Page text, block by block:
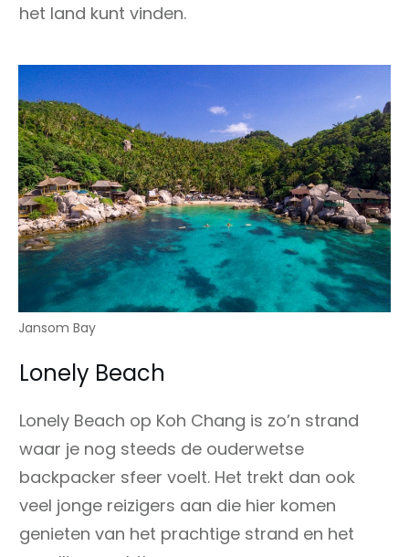
het land kunt vinden.
Jansom Bay
Lonely Beach
Lonely Beach op Koh Chang is zo’n strand
waar je nog steeds de ouderwetse
backpacker sfeer voelt. Het trekt dan ook
veel jonge reizigers aan die hier komen
genieten van het prachtige strand en het